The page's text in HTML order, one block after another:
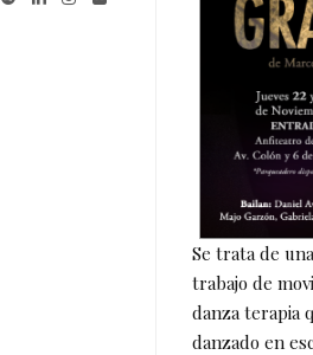
Se trata de
trabajo de
danza terapia
danzado en